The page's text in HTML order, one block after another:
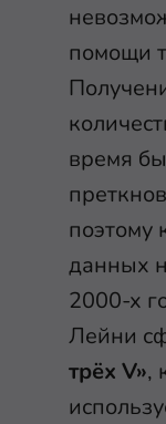
помощи
время
поэтому
данных
2000-х
Лейни
трёх V»,